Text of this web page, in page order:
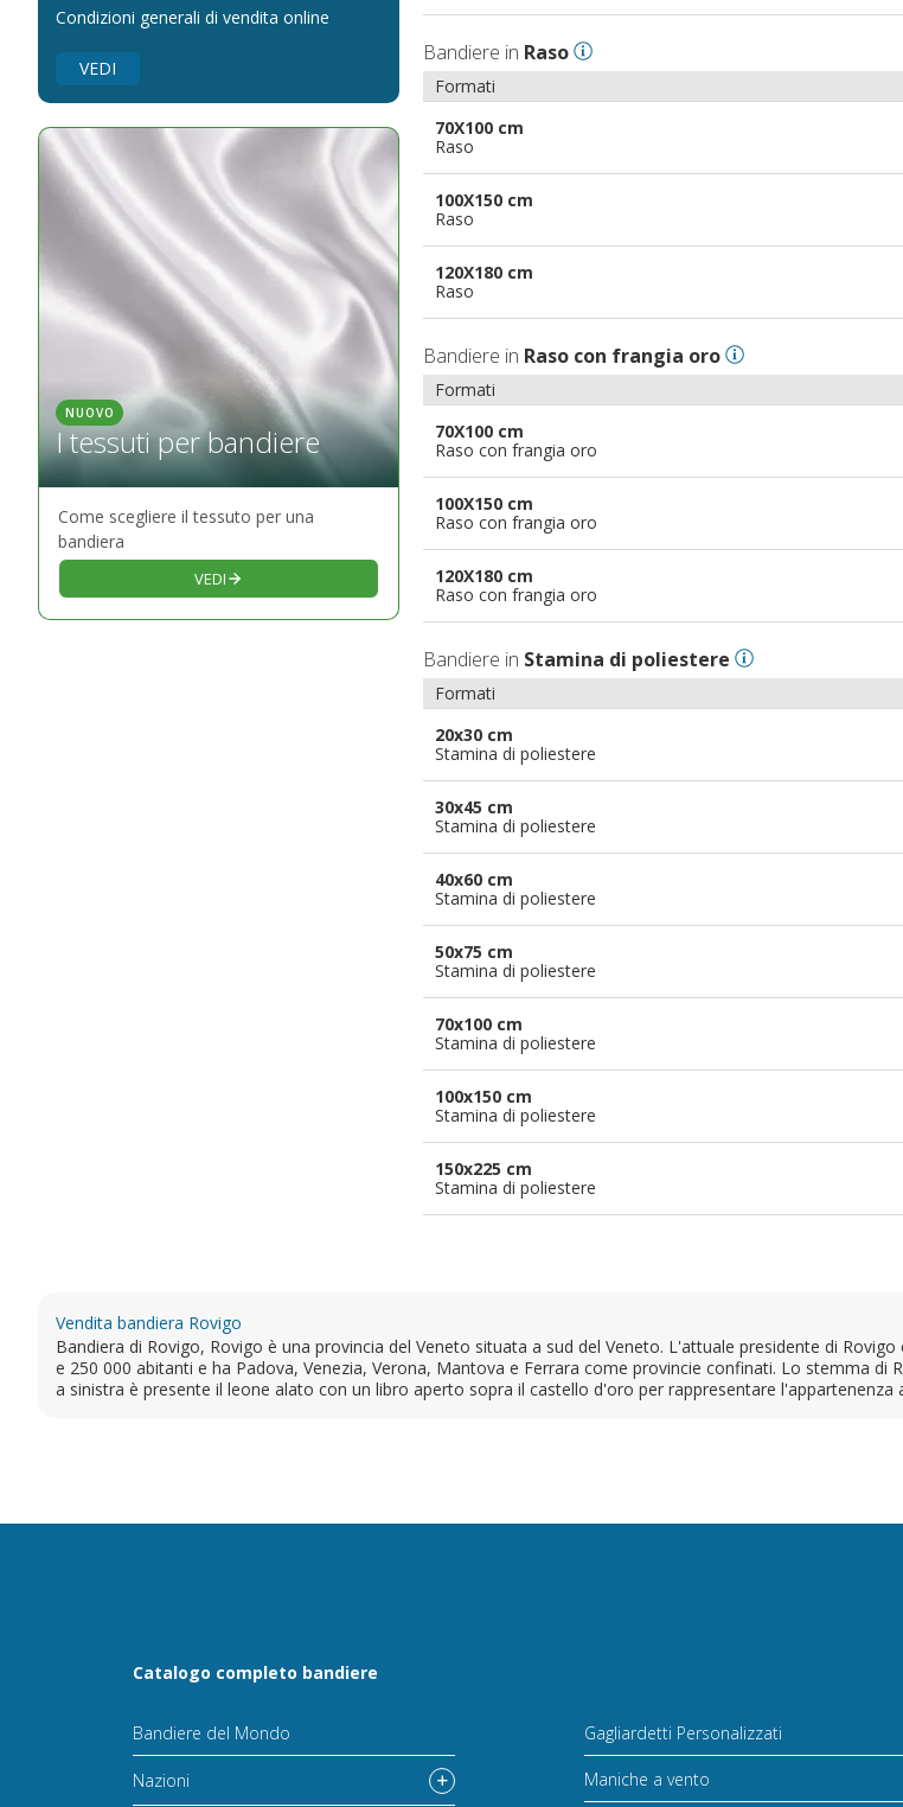
Condizioni generali di vendita online
VEDI
NUOVO
I tessuti per bandiere
Come scegliere il tessuto per una
bandiera
VEDI
Bandiere in Raso
Formati
70X100 cm
Raso
100X150 cm
Raso
120X180 cm
Raso
Bandiere in Raso con frangia oro
Formati
70X100 cm
Raso con frangia oro
100X150 cm
Raso con frangia oro
120X180 cm
Raso con frangia oro
Bandiere in Stamina di poliestere
Formati
20x30 cm
Stamina di poliestere
30x45 cm
Stamina di poliestere
40x60 cm
Stamina di poliestere
50x75 cm
Stamina di poliestere
70x100 cm
Stamina di poliestere
100x150 cm
Stamina di poliestere
150x225 cm
Stamina di poliestere
Vendita bandiera Rovigo
Bandiera di Rovigo, Rovigo è una provincia del Veneto situata a sud del Veneto. L'attuale presidente di
e 250 000 abitanti e ha Padova, Venezia, Verona, Mantova e Ferrara come provincie confinati. Lo stemma
a sinistra è presente il leone alato con un libro aperto sopra il castello d'oro per rappresentare l'appartenenza
Catalogo completo bandiere
Bandiere del Mondo
Nazioni
Gagliardetti Personalizzati
Maniche a vento